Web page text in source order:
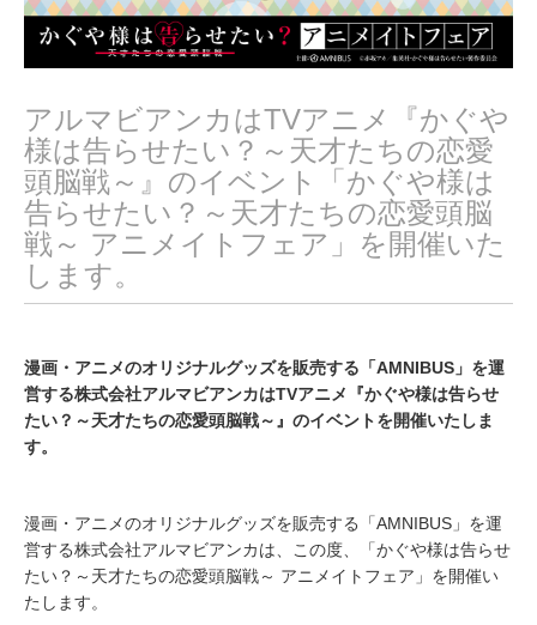
アルマビアンカはTVアニメ『かぐや
様は告らせたい？～天才たちの恋愛
頭脳戦～』のイベント「かぐや様は
告らせたい？～天才たちの恋愛頭脳
戦～ アニメイトフェア」を開催いた
します。
漫画・アニメのオリジナルグッズを販売する「AMNIBUS」を運
営する株式会社アルマビアンカはTVアニメ『かぐや様は告らせ
たい？～天才たちの恋愛頭脳戦～』のイベントを開催いたしま
す。
漫画・アニメのオリジナルグッズを販売する「AMNIBUS」を運
営する株式会社アルマビアンカは、この度、「かぐや様は告らせ
たい？～天才たちの恋愛頭脳戦～ アニメイトフェア」を開催い
たします。